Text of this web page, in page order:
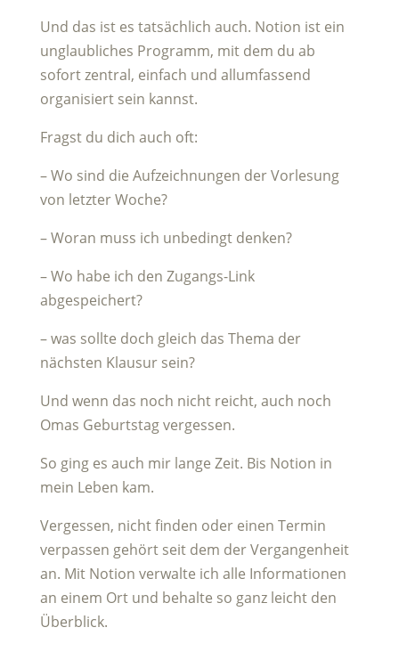
Und das ist es tatsächlich auch. Notion ist ein
unglaubliches Programm, mit dem du ab
sofort zentral, einfach und allumfassend
organisiert sein kannst.
Fragst du dich auch oft:
– Wo sind die Aufzeichnungen der Vorlesung
von letzter Woche?
– Woran muss ich unbedingt denken?
– Wo habe ich den Zugangs-Link
abgespeichert?
– was sollte doch gleich das Thema der
nächsten Klausur sein?
Und wenn das noch nicht reicht, auch noch
Omas Geburtstag vergessen.
So ging es auch mir lange Zeit. Bis Notion in
mein Leben kam.
Vergessen, nicht finden oder einen Termin
verpassen gehört seit dem der Vergangenheit
an. Mit Notion verwalte ich alle Informationen
an einem Ort und behalte so ganz leicht den
Überblick.